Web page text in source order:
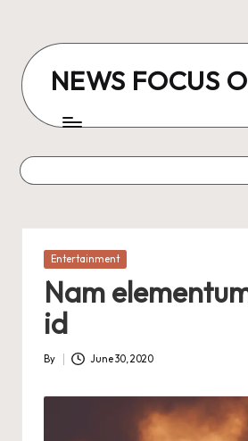
content
NEWS FOCUS
Posted
Entertainment
Nam
id
Posted
By June 30, 2020